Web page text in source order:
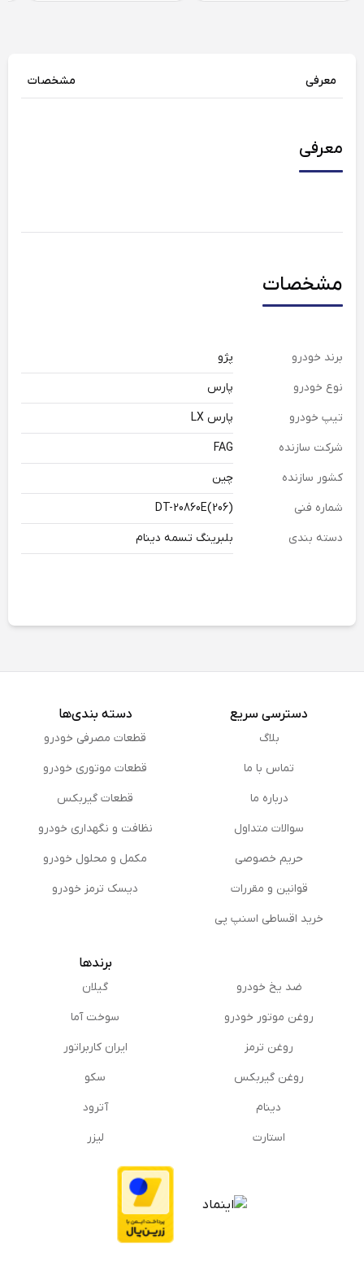
معرفی مشخصات
معرفی
مشخصات
برند خودرو
پژو
نوع خودرو
پارس
تیپ خودرو
پارس LX
شرکت سازنده
FAG
کشور سازنده
چین
شماره فنی
DT-20860E(206)
دسته بندی
بلبرینگ تسمه دینام
دسترسی سریع
بلاگ
تماس با ما
درباره ما
سوالات متداول
حریم خصوصی
قوانین و مقررات
خرید اقساطی اسنپ پی
دسته بندی‌ها
قطعات مصرفی خودرو
قطعات موتوری خودرو
قطعات گیربکس
نظافت و نگهداری خودرو
مكمل و محلول خودرو
دیسک ترمز خودرو
ضد یخ خودرو
روغن موتور خودرو
روغن ترمز
روغن گیربكس
دینام
استارت
برندها
گیلان
سوخت آما
ایران کاربراتور
سکو
آترود
لیزر